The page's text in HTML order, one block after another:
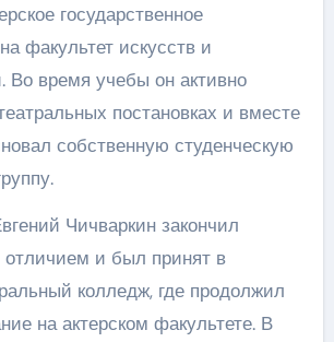
государственное
факультет искусств и
Во время учебы он активно
постановках и вместе
собственную студенческую
Чичваркин закончил
отличием и был принят в
колледж, где продолжил
на актерском факультете. В